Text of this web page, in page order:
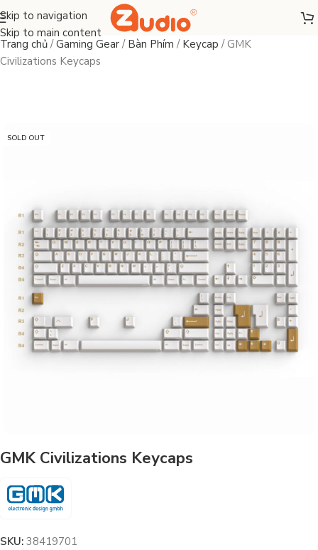
Skip to navigation
Skip to main content
Trang chủ /Gaming Gear / Bàn Phím / Keycap /GMK
Civilizations Keycaps
SOLD OUT
GMK Civilizations Keycaps
SKU: 38419701